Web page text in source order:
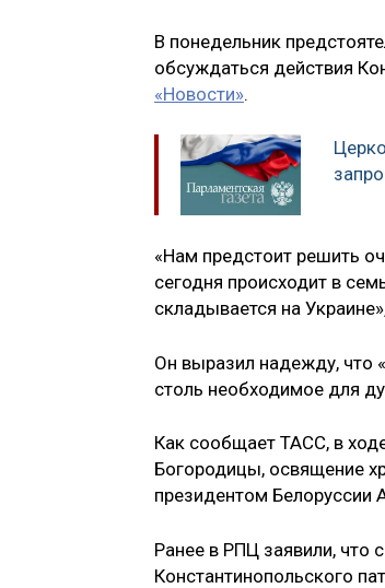
В понедельник
обсуждаться действия
«Новости».
«Нам предстоит решить
сегодня происходит в
складывается на
Он выразил надежду, что
столь необходимое для
Как сообщает ТАСС, в
Богородицы, освящение
президентом
Ранее в РПЦ заявили, что
Константинопольского